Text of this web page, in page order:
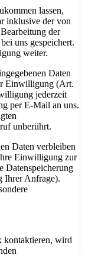
lassen,
inklusive der von
der
uns gespeichert.
weiter.
Daten
Einwilligung (Art.
jederzeit
per E-Mail an uns.
unberührt.
Daten verbleiben
Einwilligung zur
Datenspeicherung
Ihrer Anfrage).
kontaktieren, wird